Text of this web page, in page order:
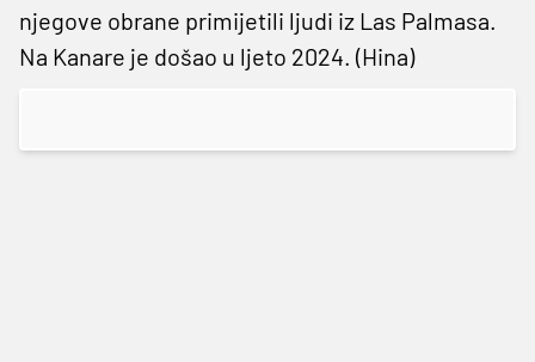
njegove obrane primijetili ljudi iz Las Palmasa.
Na Kanare je došao u ljeto 2024. (Hina)